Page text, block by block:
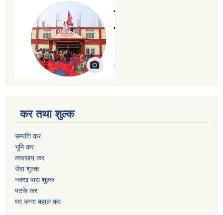
कर तथा शुल्क
सम्पत्ति कर
भूमि कर
व्यवसाय कर
सेवा शुल्क
नक्सा पास शुल्क
पटके कर
घर जग्गा बहाल कर